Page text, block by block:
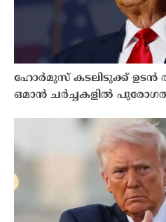
ഹോർമുസ് കടലിടുക്ക് ഉടൻ
ഒമാൻ ചർച്ചകളിൽ